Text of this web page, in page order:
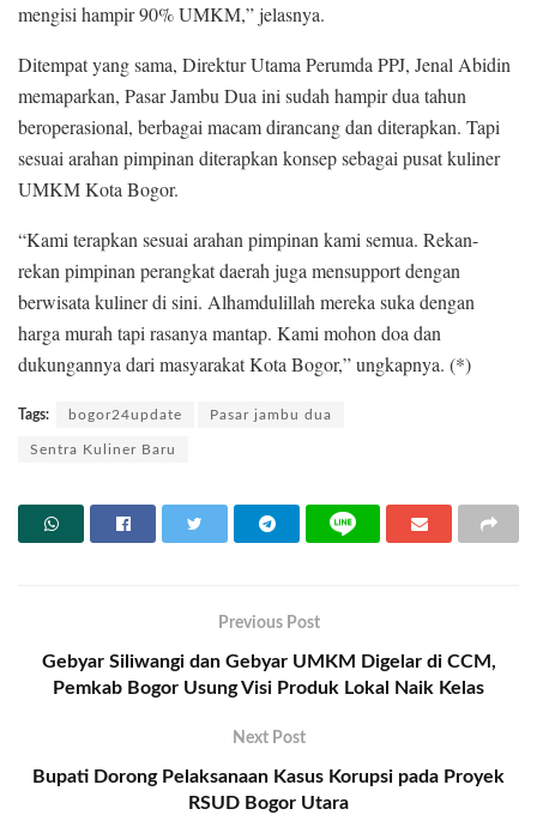
mengisi hampir 90% UMKM,” jelasnya.
Ditempat yang sama, Direktur Utama Perumda PPJ, Jenal Abidin
memaparkan, Pasar Jambu Dua ini sudah hampir dua tahun
beroperasional, berbagai macam dirancang dan diterapkan. Tapi
sesuai arahan pimpinan diterapkan konsep sebagai pusat kuliner
UMKM Kota Bogor.
“Kami terapkan sesuai arahan pimpinan kami semua. Rekan-
rekan pimpinan perangkat daerah juga mensupport dengan
berwisata kuliner di sini. Alhamdulillah mereka suka dengan
harga murah tapi rasanya mantap. Kami mohon doa dan
dukungannya dari masyarakat Kota Bogor,” ungkapnya. (*)
Tags: bogor24update Pasar jambu dua
Sentra Kuliner Baru
Previous Post
Gebyar Siliwangi dan Gebyar UMKM Digelar di CCM,
Pemkab Bogor Usung Visi Produk Lokal Naik Kelas
Next Post
Bupati Dorong Pelaksanaan Kasus Korupsi pada Proyek
RSUD Bogor Utara